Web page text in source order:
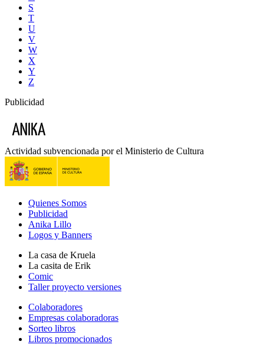
S
T
U
V
W
X
Y
Z
Publicidad
Actividad subvencionada por el Ministerio de Cultura
Quienes Somos
Publicidad
Anika Lillo
Logos y Banners
La casa de Kruela
La casita de Erik
Comic
Taller proyecto versiones
Colaboradores
Empresas colaboradoras
Sorteo libros
Libros promocionados